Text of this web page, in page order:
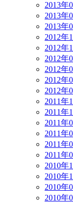
2013年
2013年
2013年
2012年
2012年
2012年
2012年
2012年
2012年
2011年
2011年
2011年
2011年
2011年
2011年
2010年
2010年
2010年
2010年